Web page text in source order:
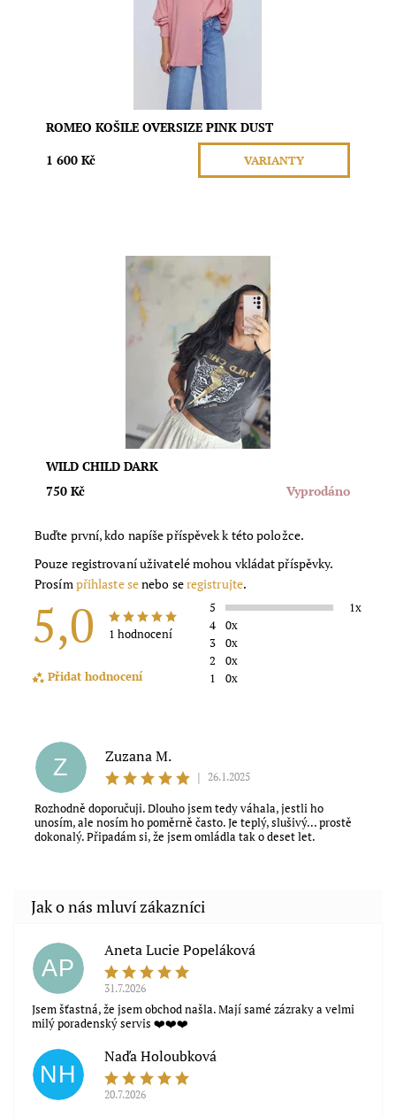
Skladem
Gravitas
ROMEO KOŠILE OVERSIZE PINK DUST
1 600 Kč
VARIANTY
Materiál: 95% bavlna, 5% elastane Typ
materiálu: vzdušný, příjemný, neprosvítá Země výroby:
Itálie Velikost: UNI (S,L,M)
Vyprodáno
WILD CHILD DARK
750 Kč
Vyprodáno
Buďte první, kdo napíše příspěvek k této položce.
Pouze registrovaní uživatelé mohou vkládat příspěvky.
Prosím přihlaste senebo seregistrujte.
5,0 1 hodnocení
Přidat hodnocení
5
1x
4
0x
3
0x
2
0x
1
0x
Souhlasím s obchodními podmínkami
Z
Zuzana M.
|
26.1.2025
Rozhodně doporučuji. Dlouho jsem tedy váhala, jestli ho
unosím, ale nosím ho poměrně často. Je teplý, slušivý... prostě
dokonalý. Připadám si, že jsem omládla tak o deset let.
AP
Aneta Lucie Popeláková
31.7.2026
Jsem šťastná, že jsem obchod našla. Mají samé zázraky a velmi
milý poradenský servis ❤️❤️❤️
NH
Naďa Holoubková
20.7.2026